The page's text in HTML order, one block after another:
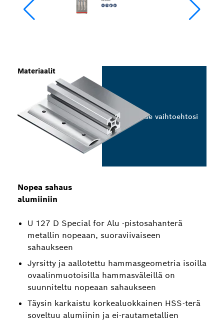
Nopea sahaus
alumiiniin
U 127 D Special for Alu ‑pistosahanterä
metallin nopeaan, suoraviivaiseen
sahaukseen
Jyrsitty ja aallotettu hammasgeometria isoilla
ovaalinmuotoisilla hammasväleillä on
suunniteltu nopeaan sahaukseen
Täysin karkaistu korkealuokkainen HSS-terä
soveltuu alumiinin ja ei-rautametallien
Materiaalit
Valitse vaihtoehtosi